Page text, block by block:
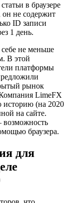
в браузере
он не содержит
ID записи
1 день.
не меньше
В этой
платформы
рынок
LimeFX
историю (на 2020
на сайте.
браузера.
для